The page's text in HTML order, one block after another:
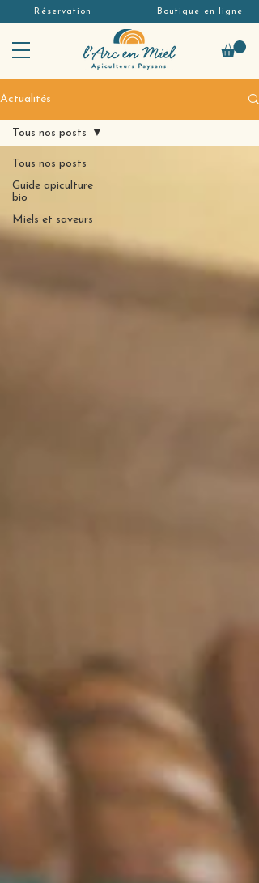
Réservation Boutique en ligne
Actualités
Tous nos posts
Guide apiculture
bio
Miels et saveurs
Tous nos posts